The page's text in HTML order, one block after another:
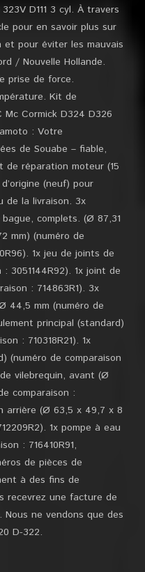
D111 3 cyl. À travers
pour en savoir plus sur
et pour éviter les mauvais
/ Nouvelle Hollande.
prise de force.
Kit de
Cormick D324 D326
: Votre
de Souabe – fiable,
réparation moteur (15
(neuf) pour
de la livraison. 3x
complets. (Ø 87,31
mm) (numéro de
1x jeu de joints de
3051144R92). 1x joint de
: 714863R1). 3x
44,5 mm (numéro de
principal (standard)
: 710318R21). 1x
(numéro de comparaison
de vilebrequin, avant (Ø
comparaison :
arrière (Ø 63,5 x 49,7 x 8
1x pompe à eau
: 716410R91,
de pièces de
à des fins de
recevrez une facture de
ne vendons que des
D-322.